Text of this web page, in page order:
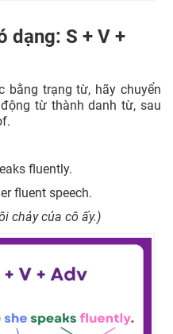
dạng: S + V +
bằng trạng từ, hãy chuyển
từ thành danh từ, sau
fluently.
fluent speech.
chảy của cô ấy.)